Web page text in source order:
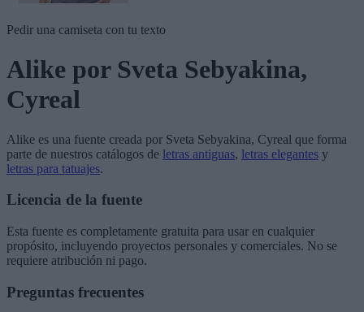
Pedir una camiseta con tu texto
Alike por Sveta Sebyakina,
Cyreal
Alike es una fuente creada por Sveta Sebyakina, Cyreal que forma
parte de nuestros catálogos de letras antiguas, letras elegantes y
letras para tatuajes.
Licencia de la fuente
Esta fuente es completamente gratuita para usar en cualquier
propósito, incluyendo proyectos personales y comerciales. No se
requiere atribución ni pago.
Preguntas frecuentes